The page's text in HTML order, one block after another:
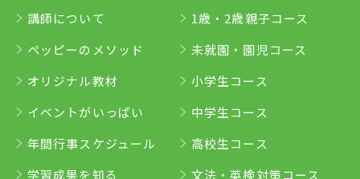
講師について
ペッピーのメソッド
オリジナル教材
イベントがいっぱい
年間行事スケジュール
学習成果を知る
1歳・2歳親子コース
未就園・園児コース
小学生コース
中学生コース
高校生コース
文法・英検対策コース